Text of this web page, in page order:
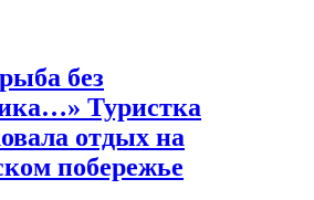
без
Туристка
отдых на
побережье